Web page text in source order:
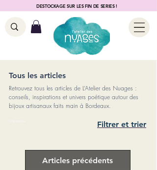
DESTOCKAGE SUR LES FIN DE SERIES !
Tous les articles
Retrouvez tous les articles de L’Atelier des Nuages :
conseils, inspirations et univers poétique autour des
bijoux artisanaux faits main à Bordeaux.
Filtrer et trier
Articles précédents